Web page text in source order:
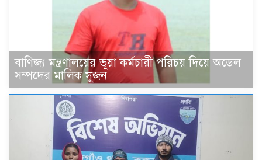
বাণিজ্য মন্ত্রণালয়ের ভূয়া কর্মচারী পরিচয় দিয়ে অডেল
সম্পদের মালিক সুজন